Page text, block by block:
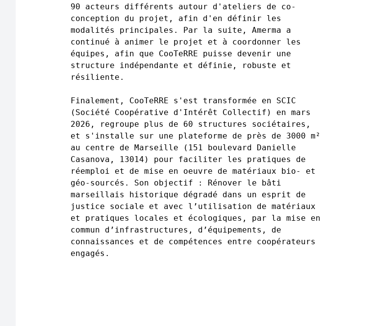
90 acteurs différents autour d'ateliers de co-
conception du projet, afin d'en définir les
modalités principales. Par la suite, Amerma a
continué à animer le projet et à coordonner les
équipes, afin que CooTeRRE puisse devenir une
structure indépendante et définie, robuste et
résiliente.
Finalement, CooTeRRE s'est transformée en SCIC
(Société Coopérative d'Intérêt Collectif) en mars
2026, regroupe plus de 60 structures sociétaires,
et s'installe sur une plateforme de près de 3000 m²
au centre de Marseille (151 boulevard Danielle
Casanova, 13014) pour faciliter les pratiques de
réemploi et de mise en oeuvre de matériaux bio- et
géo-sourcés. Son objectif : Rénover le bâti
marseillais historique dégradé dans un esprit de
justice sociale et avec l’utilisation de matériaux
et pratiques locales et écologiques, par la mise en
commun d’infrastructures, d’équipements, de
connaissances et de compétences entre coopérateurs
engagés.